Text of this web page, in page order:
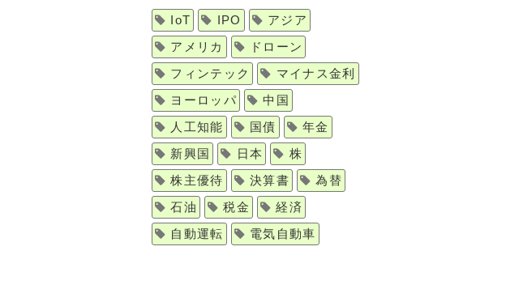
IoT IPO アジア
アメリカ ドローン
フィンテック マイナス金利
ヨーロッパ 中国
人工知能 国債 年金
新興国 日本 株
株主優待 決算書 為替
石油 税金 経済
自動運転 電気自動車